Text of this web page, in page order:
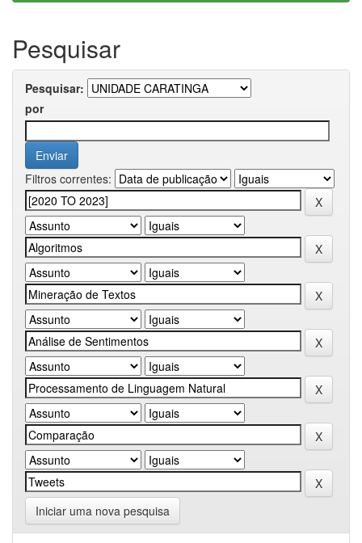
Pesquisar
Pesquisar:
por
Filtros correntes:
Iniciar uma nova pesquisa